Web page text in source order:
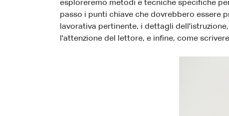
esploreremo metodi e tecniche specifiche
passo i punti chiave che dovrebbero essere
lavorativa pertinente, i dettagli
l'attenzione del lettore, e infine, come